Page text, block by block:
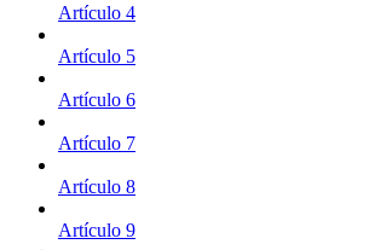
Artículo 4
Artículo 5
Artículo 6
Artículo 7
Artículo 8
Artículo 9